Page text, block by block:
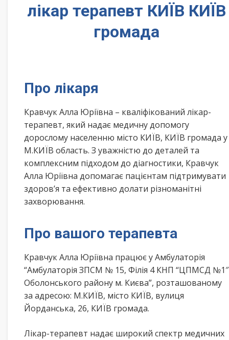
лікар терапевт КИЇВ КИЇВ
громада
Про лікаря
Кравчук Алла Юріївна – кваліфікований лікар-
терапевт, який надає медичну допомогу
дорослому населенню місто КИЇВ, КИЇВ громада у
М.КИЇВ область. З уважністю до деталей та
комплексним підходом до діагностики, Кравчук
Алла Юріївна допомагає пацієнтам підтримувати
здоров’я та ефективно долати різноманітні
захворювання.
Про вашого терапевта
Кравчук Алла Юріївна працює у Амбулаторія
“Амбулаторія ЗПСМ № 15, Філія 4 КНП “ЦПМСД №1″
Оболонського району м. Києва”, розташованому
за адресою: М.КИЇВ, місто КИЇВ, вулиця
Йорданська, 26, КИЇВ громада.
Лікар-терапевт надає широкий спектр медичних